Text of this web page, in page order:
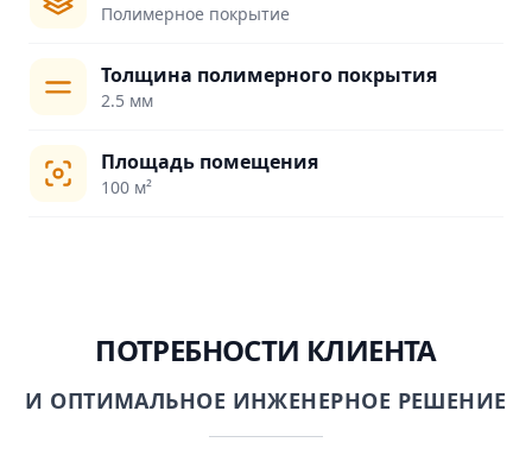
Полимерное покрытие
Толщина полимерного покрытия
2.5 мм
Площадь помещения
100 м²
ПОТРЕБНОСТИ КЛИЕНТА
И ОПТИМАЛЬНОЕ ИНЖЕНЕРНОЕ РЕШЕНИЕ